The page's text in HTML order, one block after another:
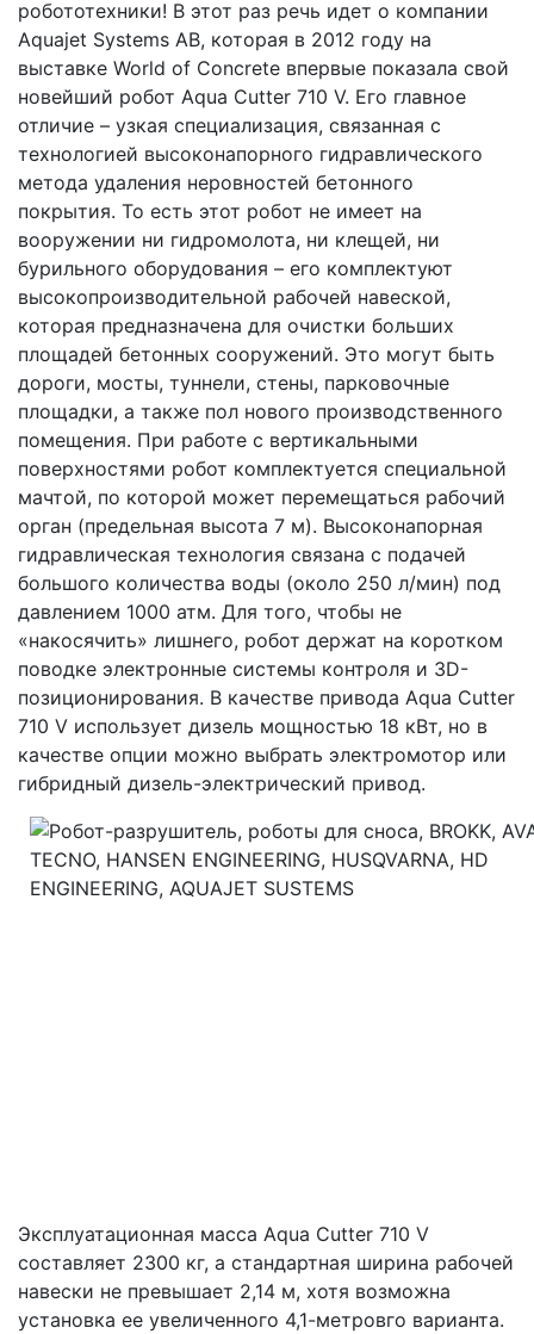
робототехники! В этот раз речь идет о компании
Aquajet Systems AB, которая в 2012 году на
выставке World of Concrete впервые показала свой
новейший робот Aqua Cutter 710 V. Его главное
отличие – узкая специализация, связанная с
технологией высоконапорного гидравлического
метода удаления неровностей бетонного
покрытия. То есть этот робот не имеет на
вооружении ни гидромолота, ни клещей, ни
бурильного оборудования – его комплектуют
высокопроизводительной рабочей навеской,
которая предназначена для очистки больших
площадей бетонных сооружений. Это могут быть
дороги, мосты, туннели, стены, парковочные
площадки, а также пол нового производственного
помещения. При работе с вертикальными
поверхностями робот комплектуется специальной
мачтой, по которой может перемещаться рабочий
орган (предельная высота 7 м). Высоконапорная
гидравлическая технология связана с подачей
большого количества воды (около 250 л/мин) под
давлением 1000 атм. Для того, чтобы не
«накосячить» лишнего, робот держат на коротком
поводке электронные системы контроля и 3D-
позиционирования. В качестве привода Aqua Cutter
710 V использует дизель мощностью 18 кВт, но в
качестве опции можно выбрать электромотор или
гибридный дизель-электрический привод.
Эксплуатационная масса Aqua Cutter 710 V
составляет 2300 кг, а стандартная ширина рабочей
навески не превышает 2,14 м, хотя возможна
установка ее увеличенного 4,1-метровго варианта.